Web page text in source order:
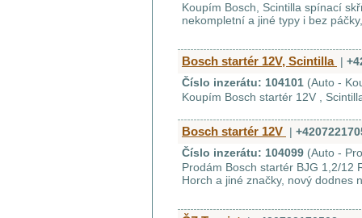
Koupím Bosch, Scintilla spínací
nekompletní a jiné typy i bez
Bosch startér 12V, Scintilla |
Číslo inzerátu: 104101 (Auto -
Koupím Bosch startér 12V ,
Bosch startér 12V |
Číslo inzerátu: 104099 (Auto -
Prodám Bosch startér BJG 1,2/12
Horch a jiné značky, nový dodnes